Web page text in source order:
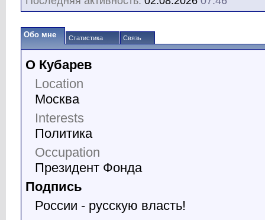
Обо мне Статистика Связь
О Кубарев
Location
Москва
Interests
Политика
Occupation
Президент Фонда
Подпись
России - русскую власть!